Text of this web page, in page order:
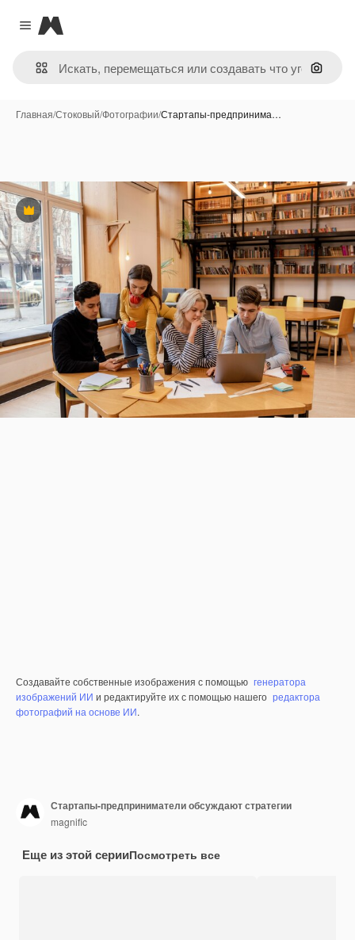
Close menu
Magnific
Поиск
Главная/Стоковый/Фотографии/Стартапы-предпринима…
Премиум
Создавайте собственные изображения с помощью генератора
изображений ИИ и редактируйте их с помощью нашего редактора
фотографий на основе ИИ.
Стартапы-предприниматели обсуждают стратегии
magnific
Еще из этой серииПосмотреть все